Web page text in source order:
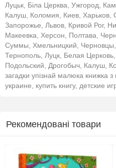
Луцьк, Біла Церква, Ужгород,
Калуш, Коломия, Киев, Харьков,
Запорожье, Львов, Кривой Рог,
Макеевка, Херсон, Полтава,
Суммы, Хмельницкий, Черновцы,
Тернополь, Луцк, Белая
Подольский, Дрогобыч, Калуш,
загадки упізнай малюка книжка
украине, купить книгу, детские
Рекомендовані товари